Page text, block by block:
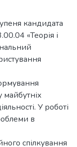
кандидата
«Теорія і
майбутніх
У роботі
в
спілкування